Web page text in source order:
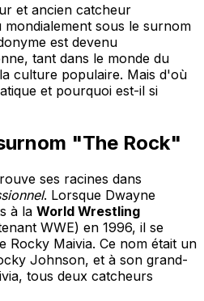
et ancien catcheur
sous le surnom
est devenu
tant dans le monde du
culture populaire. Mais d'où
et pourquoi est-il si
"The Rock"
ses racines dans
. Lorsque Dwayne
à la World Wrestling
WWE) en 1996, il se
Rocky Maivia. Ce nom était un
Johnson, et à son grand-
tous deux catcheurs